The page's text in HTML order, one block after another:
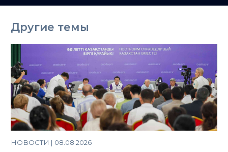
Казахстане
Другие темы
НОВОСТИ | 08.08.2026